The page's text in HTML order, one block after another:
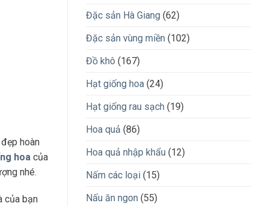
hoàn
hoa của
nhé.
của bạn
Đặc sản Hà Giang (62)
Đặc sản vùng miền (102)
Đồ khô (167)
Hạt giống hoa (24)
Hạt giống rau sạch (19)
Hoa quả (86)
Hoa quả nhập khẩu (12)
Nấm các loại (15)
Nấu ăn ngon (55)